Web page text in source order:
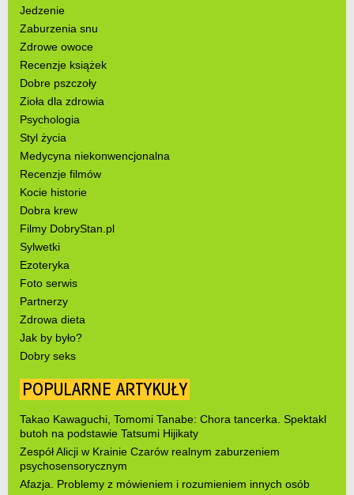
Jedzenie
Zaburzenia snu
Zdrowe owoce
Recenzje książek
Dobre pszczoły
Zioła dla zdrowia
Psychologia
Styl życia
Medycyna niekonwencjonalna
Recenzje filmów
Kocie historie
Dobra krew
Filmy DobryStan.pl
Sylwetki
Ezoteryka
Foto serwis
Partnerzy
Zdrowa dieta
Jak by było?
Dobry seks
POPULARNE ARTYKUŁY
Takao Kawaguchi, Tomomi Tanabe: Chora tancerka. Spektakl
butoh na podstawie Tatsumi Hijikaty
Zespół Alicji w Krainie Czarów realnym zaburzeniem
psychosensorycznym
Afazja. Problemy z mówieniem i rozumieniem innych osób